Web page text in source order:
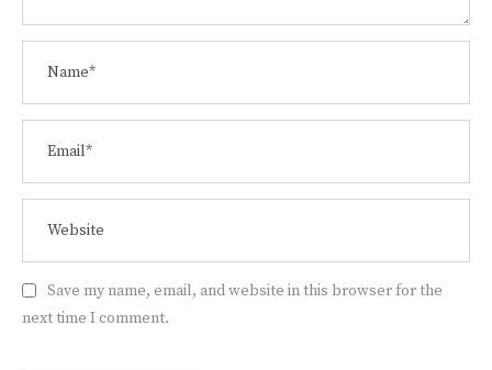
Save my name, email, and website in this browser for the
next time I comment.